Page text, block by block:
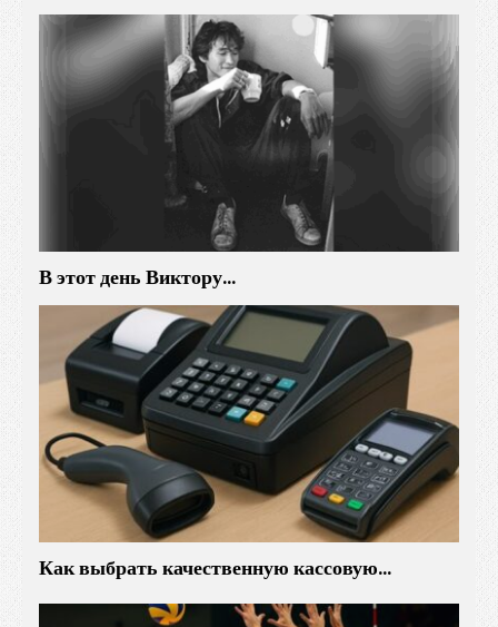
В этот день Виктору…
Как выбрать качественную кассовую…